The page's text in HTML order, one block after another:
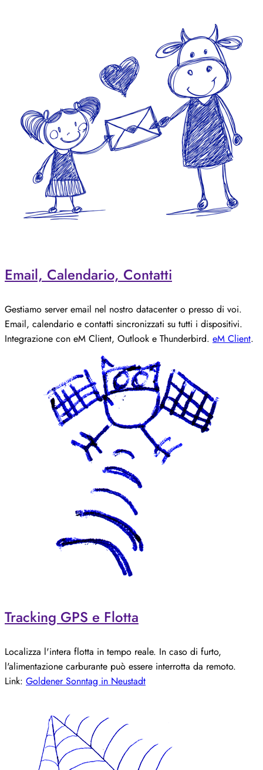
Email, Calendario, Contatti
Gestiamo server email nel nostro datacenter o presso di voi.
Email, calendario e contatti sincronizzati su tutti i dispositivi.
Integrazione con eM Client, Outlook e Thunderbird. eM Client.
Tracking GPS e Flotta
Localizza l'intera flotta in tempo reale. In caso di furto,
l'alimentazione carburante può essere interrotta da remoto.
Link: Goldener Sonntag in Neustadt